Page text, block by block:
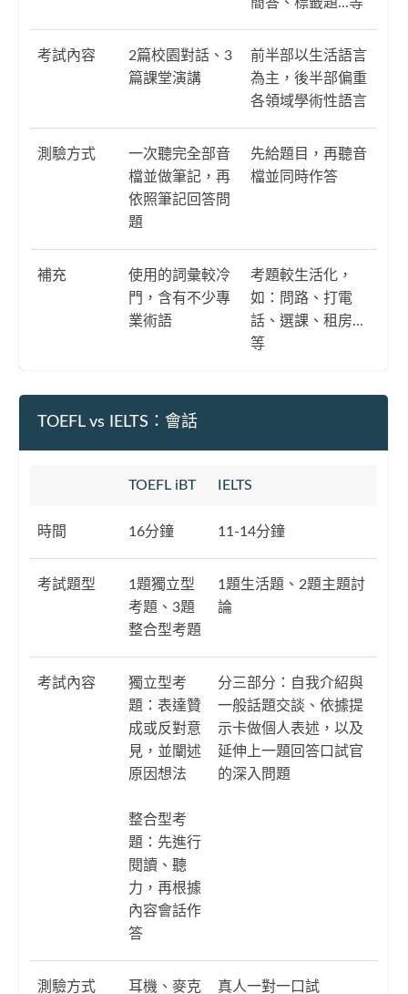
考試內容
2篇校園對話、3
篇課堂演講
前半部以生活語言
為主，後半部偏重
各領域學術性語言
測驗方式
一次聽完全部音
檔並做筆記，再
依照筆記回答問
題
先給題目，再聽音
檔並同時作答
補充
使用的詞彙較冷
門，含有不少專
業術語
考題較生活化，
如：問路、打電
話、選課、租房...
等
TOEFL vs IELTS：會話
TOEFL iBT IELTS
時間 16分鐘 11-14分鐘
考試題型
1題獨立型
考題、3題
整合型考題
1題生活題、2題主題討
論
考試內容
獨立型考
題：表達贊
成或反對意
見，並闡述
原因想法
整合型考
題：先進行
閱讀、聽
力，再根據
內容會話作
答
分三部分：自我介紹與
一般話題交談、依據提
示卡做個人表述，以及
延伸上一題回答口試官
的深入問題
測驗方式 耳機、麥克 真人一對一口試